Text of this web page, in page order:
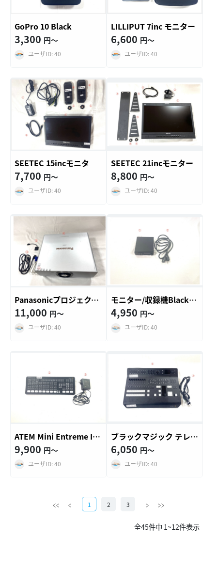
GoPro 10 Black
3,300 円〜
ユーザID: 40
LILLIPUT 7inc モニター
6,600 円〜
ユーザID: 40
SEETEC 15incモニタ
7,700 円〜
ユーザID: 40
SEETEC 21incモニター
8,800 円〜
ユーザID: 40
Panasonicプロジェクター PT-D6000
11,000 円〜
ユーザID: 40
モニター/収録機Blackmagic Video As…
4,950 円〜
ユーザID: 40
ATEM Mini Entreme ISOスイッチャー
9,900 円〜
ユーザID: 40
ブラックマジック テレビジョンスタ…
6,050 円〜
ユーザID: 40
1 2 3
全45件中 1~12件表示